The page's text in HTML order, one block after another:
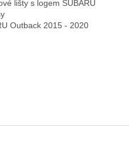
lišty s logem SUBARU
Outback 2015 - 2020